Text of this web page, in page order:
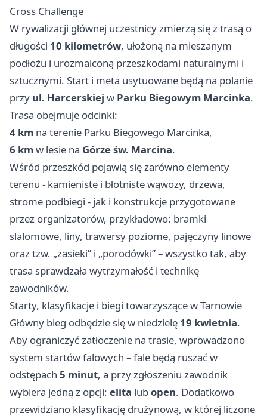
Cross Challenge
W rywalizacji głównej uczestnicy zmierzą się z trasą o
długości 10 kilometrów, ułożoną na mieszanym
podłożu i urozmaiconą przeszkodami naturalnymi i
sztucznymi. Start i meta usytuowane będą na polanie
przy ul. Harcerskiej w Parku Biegowym Marcinka.
Trasa obejmuje odcinki:
4 km na terenie Parku Biegowego Marcinka,
6 kmw lesie na Górze św. Marcina.
Wśród przeszkód pojawią się zarówno elementy
terenu - kamieniste i błotniste wąwozy, drzewa,
strome podbiegi - jak i konstrukcje przygotowane
przez organizatorów, przykładowo: bramki
slalomowe, liny, trawersy poziome, pajęczyny linowe
oraz tzw. „zasieki” i „porodówki” – wszystko tak, aby
trasa sprawdzała wytrzymałość i technikę
zawodników.
Starty, klasyfikacje i biegi towarzyszące w Tarnowie
Główny bieg odbędzie się w niedzielę 19 kwietnia.
Aby ograniczyć zatłoczenie na trasie, wprowadzono
system startów falowych – fale będą ruszać w
odstępach 5 minut, a przy zgłoszeniu zawodnik
wybiera jedną z opcji: elita lubopen. Dodatkowo
przewidziano klasyfikację drużynową, w której liczone